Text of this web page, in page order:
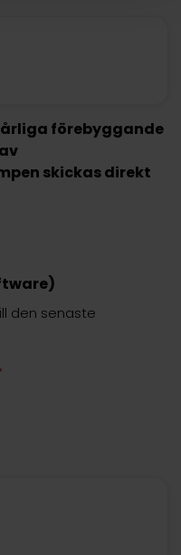
förebyggande
skickas direkt
den senaste